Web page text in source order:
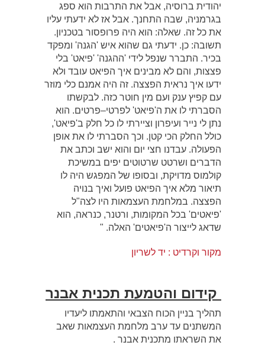
יהודית ברוסיה, אבל את התרבות הוא ספג
בגרמניה, שבה התחנך. אבל אז לא ידעתי עליו
את כל זה. שאלה: הוא היה פרופסור בטכניון.
תשובה: כן. ידעתי גם שהוא איש 'הגנה' ומפקד
בכיר. התברר שנפל לידי 'ההגנה' 'פיאט' בלי
פצצות, והם לא מבינים איך הפיאט עובד ולא
ידעו איך נראית הפצצה. זה היה אמנם כלי מוזר
עם קפיץ ענק ועם מין חוטר כזה. לבקשתו
הסברתי לו את ה'פיאט' לפרטי–פרטים. הוא
נתן לי נייר ועיפרון וציירתי לו כל חלק ב'פיאט',
כולל החלק הכי קטן. וכך הסברתי לו את אופן
הפעולה. עבדנו חצי יום והוא ישב וכתב את
הדברים ושרטט שרטוטים יפים במשיכת
קולמוס מדויקת, ובסופו של המפגש היה לו
תיאור מלא איך הפיאט פועל ואיך בנויה
הפצצה. במלחמת העצמאות היו לצה"ל
'פיאטים' בכל המקומות, ורטנר, כנראה, הוא
שדאג לייצור ה'פיאטים' האלה. "
מקור וקרדיט : יד לשריון
קידום והטמעת תכנית אבנר
תהליך בניין הכוח הצבאי והתאמתו ליעדיו
המשתנים עד ערב מלחמת העצמאות שאב
את השראתו מתכנית אבנר .